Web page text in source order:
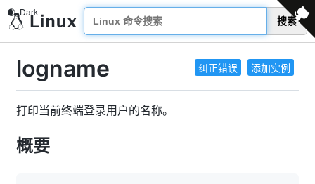
搜索
纠正错误 添加实例
logname
打印当前终端登录用户的名称。
概要